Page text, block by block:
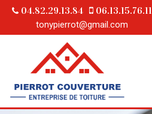
04.82.29.13.84 06.13.15.76.11
tonypierrot@gmail.com